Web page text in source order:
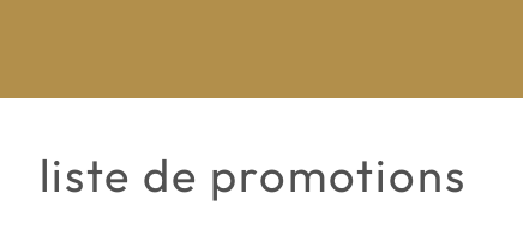
liste de promotions